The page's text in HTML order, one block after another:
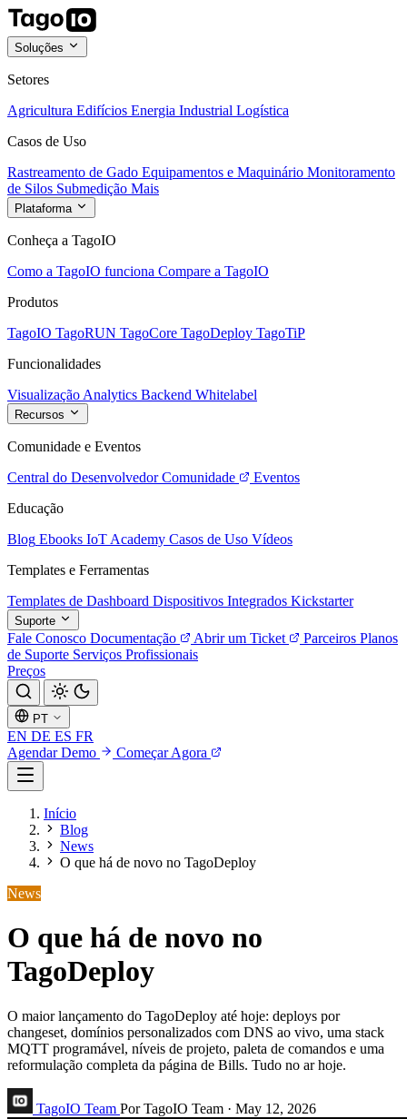
Soluções
Setores
Agricultura Edifícios Energia Industrial Logística
Casos de Uso
Rastreamento de Gado Equipamentos e Maquinário Monitoramento
de Silos Submedição Mais
Plataforma
Conheça a TagoIO
Como a TagoIO funciona Compare a TagoIO
Produtos
TagoIO TagoRUN TagoCore TagoDeploy TagoTiP
Funcionalidades
Visualização Analytics Backend Whitelabel
Recursos
Comunidade e Eventos
Central do Desenvolvedor Comunidade
Eventos
Educação
Blog Ebooks IoT Academy Casos de Uso Vídeos
Templates e Ferramentas
Templates de Dashboard Dispositivos Integrados Kickstarter
Suporte
Fale Conosco Documentação Abrir um Ticket Parceiros Planos
de Suporte Serviços Profissionais
Preços
PT
EN DE ES FR
Agendar Demo
Começar Agora
Início
Blog
News
O que há de novo no TagoDeploy
News
O que há de novo no
TagoDeploy
O maior lançamento do TagoDeploy até hoje: deploys por
changeset, domínios personalizados com DNS ao vivo, uma stack
MQTT programável, níveis de projeto, paleta de comandos e uma
reformulação completa da página de Bills. Tudo no ar hoje.
TagoIO Team Por TagoIO Team · May 12, 2026